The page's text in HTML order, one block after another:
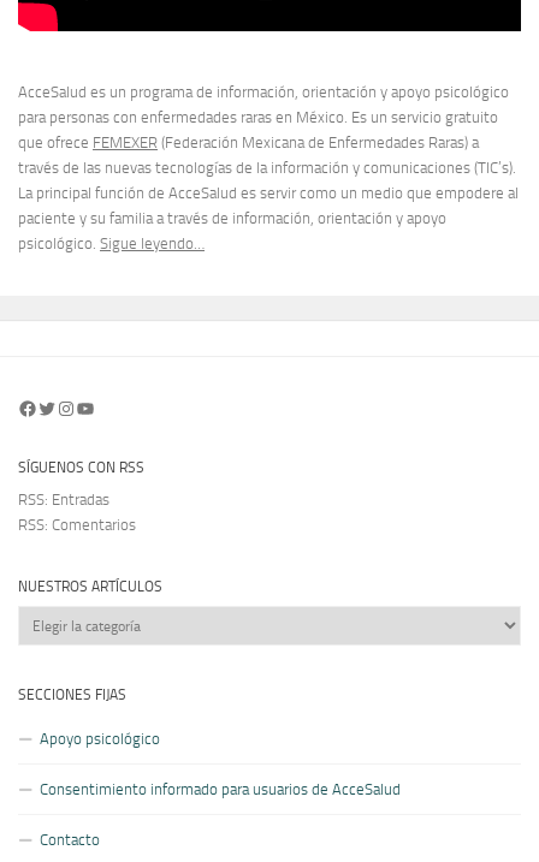
AcceSalud es un programa de información, orientación y apoyo psicológico
para personas con enfermedades raras en México. Es un servicio gratuito
que ofrece FEMEXER (Federación Mexicana de Enfermedades Raras) a
través de las nuevas tecnologías de la información y comunicaciones (TIC’s).
La principal función de AcceSalud es servir como un medio que empodere al
paciente y su familia a través de información, orientación y apoyo
psicológico. Sigue leyendo…
Facebook
Twitter
Instagram
YouTube
SÍGUENOS CON RSS
RSS: Entradas
RSS: Comentarios
NUESTROS ARTÍCULOS
Nuestros
artículos
SECCIONES FIJAS
Apoyo psicológico
Consentimiento informado para usuarios de AcceSalud
Contacto